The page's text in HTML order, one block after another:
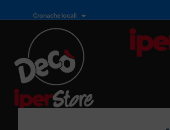
Cronache locali